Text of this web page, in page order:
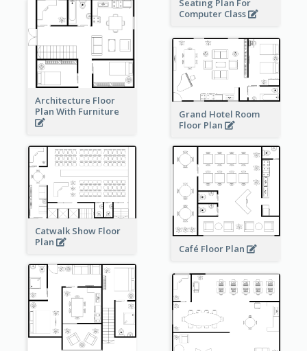
Seating Plan For
Computer Class
Architecture Floor
Plan With Furniture
Grand Hotel Room
Floor Plan
Catwalk Show Floor
Plan
Café Floor Plan